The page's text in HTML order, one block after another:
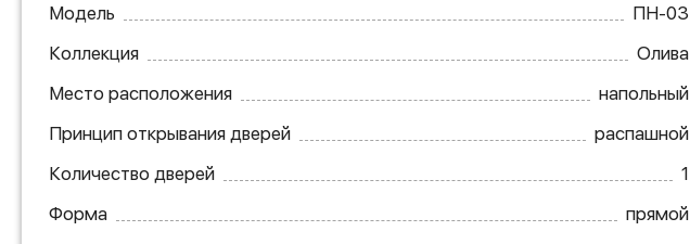
Модель
ПН-03
Коллекция
Олива
Место расположения
напольный
Принцип открывания дверей
распашной
Количество дверей
1
Форма
прямой